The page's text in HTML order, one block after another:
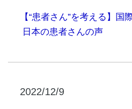
【“患者さん”を考える】国
日本の患者さんの声
2022/12/9